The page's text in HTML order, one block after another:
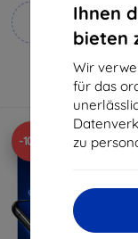
Ihnen
bieten
Wir
für das
zu
hergestellt
20,90 €
18,80 €
Auf Lager 3 Stk.
-10%